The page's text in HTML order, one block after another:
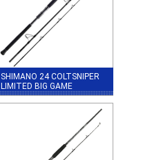
SHIMANO 24 COLTSNIPER
LIMITED BIG GAME